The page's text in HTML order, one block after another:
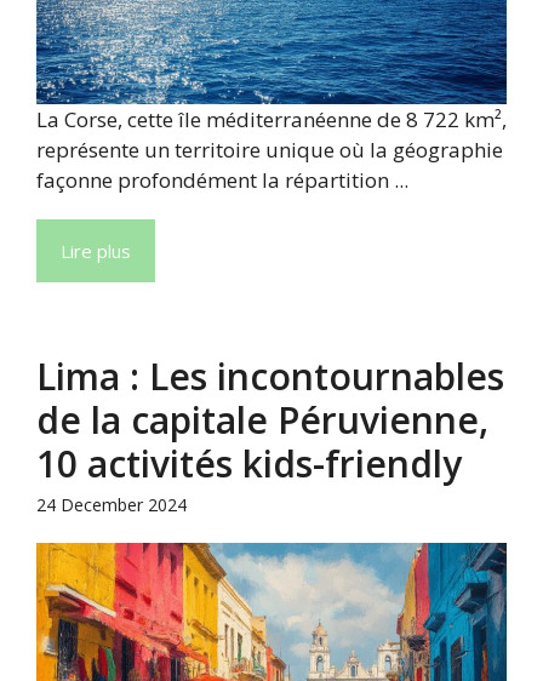
La Corse, cette île méditerranéenne de 8 722 km²,
représente un territoire unique où la géographie
façonne profondément la répartition ...
Lire plus
Lima : Les incontournables
de la capitale Péruvienne,
10 activités kids-friendly
24 December 2024